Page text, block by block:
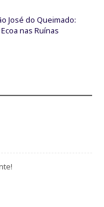
José do Queimado:
nas Ruínas